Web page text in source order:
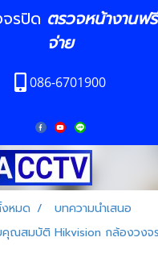
รปิด ตรวจหน้างานฟ
จ่าย
086-6701900
หมด
บทความนำเสนอ
คุณสมบัติ Hikvision กล้องวงจ